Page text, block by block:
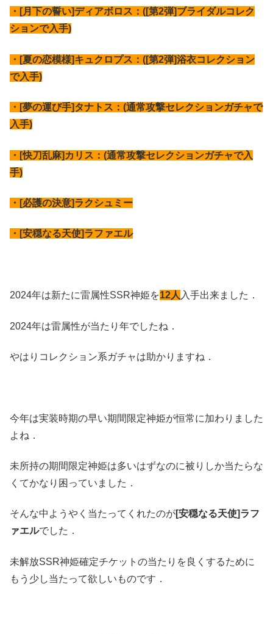
・[月下の誓い]ディアボロス：([第2弾]ブライダルコレク
ションで入手)
・[夏の恋模様]キュクロプス：([第2弾]浴衣コレクション
で入手)
・[夢の運び手]タナトス：(通常攻撃セレクションガチャで
入手)
・[快刀乱麻]カリス：(通常攻撃セレクションガチャで入
手)
・[必護の決意]ラクシュミー
・[安穏なる天使]ラファエル
2024年は新たに雷属性SSR神姫を12人 入手出来ました．
2024年は雷属性が当たり年でしたね．
やはりコレクション系ガチャは助かりますね．
今年は実装時期の早い期間限定神姫が恒常に加わりました
よね．
未所持の期間限定神姫は多いはずなのに被りしか当たらな
くてかなり困っていました．
そんな中ようやく当たってくれたのが[安穏なる天使]ラフ
ァエルでした．
未解放SSR神姫確定チケットの当たりを良くするために
もう少し当たって欲しいものです．